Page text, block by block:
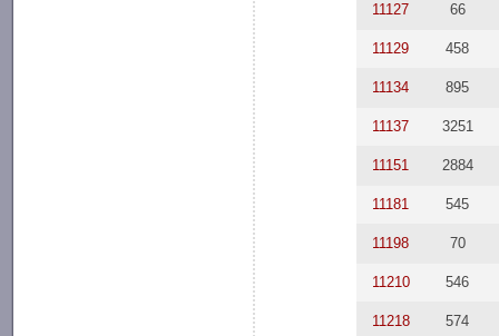
11127 66
11129 458
11134 895
11137 3251
11151 2884
11181 545
11198 70
11210 546
11218 574